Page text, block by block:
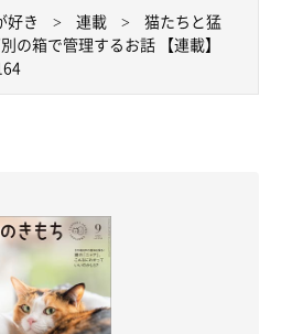
好き 連載
猫たちと猛
の箱で管理するお話 【連載】